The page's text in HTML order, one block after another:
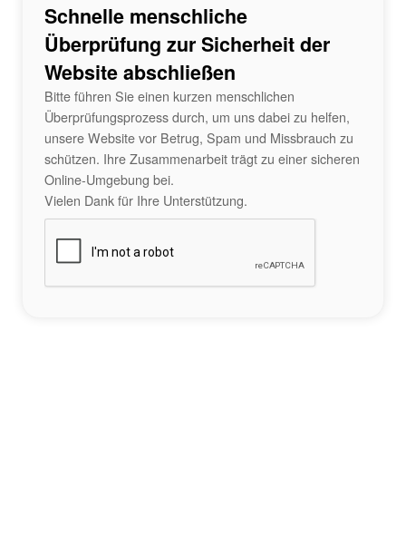
Schnelle menschliche
Überprüfung zur Sicherheit der
Website abschließen
Bitte führen Sie einen kurzen menschlichen
Überprüfungsprozess durch, um uns dabei zu helfen,
unsere Website vor Betrug, Spam und Missbrauch zu
schützen. Ihre Zusammenarbeit trägt zu einer sicheren
Online-Umgebung bei.
Vielen Dank für Ihre Unterstützung.